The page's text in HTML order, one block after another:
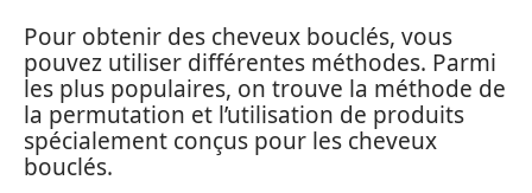
Pour obtenir des cheveux bouclés, vous
pouvez utiliser différentes méthodes. Parmi
les plus populaires, on trouve la méthode de
la permutation et l’utilisation de produits
spécialement conçus pour les cheveux
bouclés.